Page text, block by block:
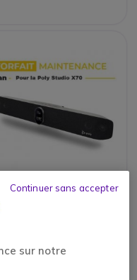
Poly+ 1
pour Poly Studio
€
sur notre
Continuer sans accepter